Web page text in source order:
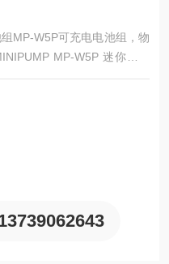
MP-W5P可充电电池组，物
MP-W5P 迷你空气
氢储能电芯，支持循环反复
长时间不间断采样需求，摆
材使用成本。